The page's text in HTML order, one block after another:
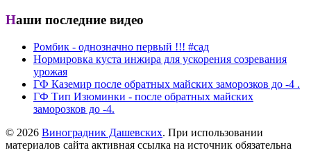
Наши последние видео
Ромбик - однозначно первый !!! #сад
Нормировка куста инжира для ускорения созревания
урожая
ГФ Каземир после обратных майских заморозков до -4 .
ГФ Тип Изюминки - после обратных майских
заморозков до -4.
© 2026 Виноградник Дашевских. При использовании
материалов сайта активная ссылка на источник обязательна